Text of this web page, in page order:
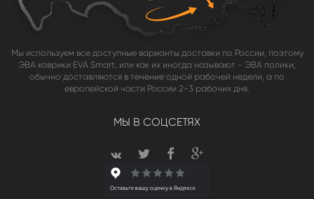
Мы используем все доступные варианты доставки по России, поэтому
ЭВА коврики EVA Smart, или как их иногда называют - ЭВА полики,
обычно доставляются в течение одной рабочей недели, а по
европейской части России 2-3 рабочих дня.
МЫ В СОЦСЕТЯХ